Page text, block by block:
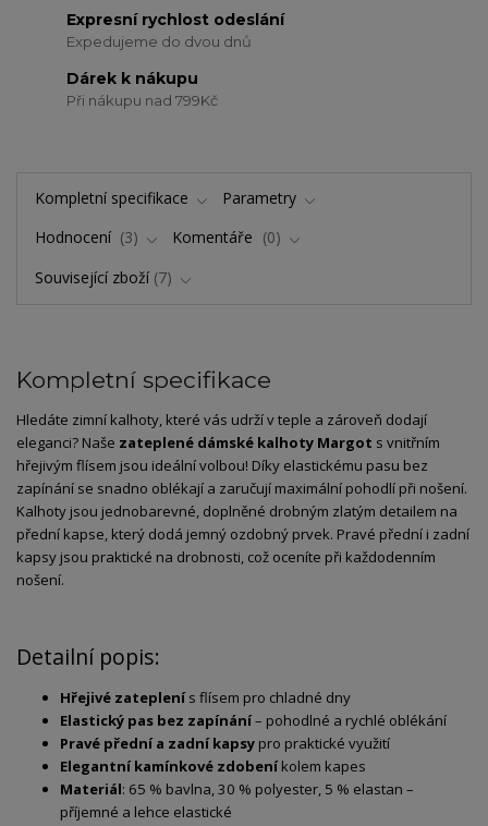
Expresní rychlost odeslání
Expedujeme do dvou dnů
Dárek k nákupu
Při nákupu nad 799Kč
Kompletní specifikace
Parametry
Hodnocení
3 Komentáře
0
Související zboží 7
Kompletní specifikace
Hledáte zimní kalhoty, které vás udrží v teple a zároveň dodají
eleganci? Naše zateplené dámské kalhoty Margot s vnitřním
hřejivým flísem jsou ideální volbou! Díky elastickému pasu bez
zapínání se snadno oblékají a zaručují maximální pohodlí při nošení.
Kalhoty jsou jednobarevné, doplněné drobným zlatým detailem na
přední kapse, který dodá jemný ozdobný prvek. Pravé přední i zadní
kapsy jsou praktické na drobnosti, což oceníte při každodenním
nošení.
Detailní popis:
Hřejivé zateplenís flísem pro chladné dny
Elastický pas bez zapínání– pohodlné a rychlé oblékání
Pravé přední a zadní kapsy pro praktické využití
Elegantní kamínkové zdobeníkolem kapes
Materiál: 65 % bavlna, 30 % polyester, 5 % elastan –
příjemné a lehce elastické